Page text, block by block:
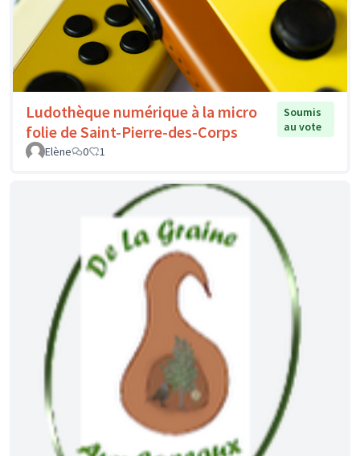
Ludothèque numérique à la micro
folie de Saint-Pierre-des-Corps
Soumis
au vote
Elène
0 1